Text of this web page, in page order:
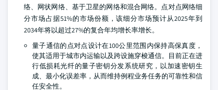
络、网状网络、基于卫星的网络和混合网络。点对点网络细
分市场占据51%的市场份额，该细分市场预计从2025年到
2034年将以超过27%的复合年均增长率增长。
量子通信的点对点设计在100公里范围内保持高保真度，
使其适用于城市内运输以及跨设施穿梭通信。目前正在进
行低损耗光纤的量子密钥分发系统研究，以加速密钥生
成、最小化误差率，从而维持例程业务任务的可靠性和信
任安全性。